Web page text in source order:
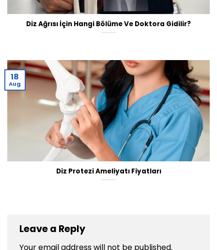
Diz Ağrısı İçin Hangi Bölüme Ve Doktora Gidilir?
Diz Protezi Ameliyatı Fiyatları
18
Aug
Leave a Reply
Your email address will not be published.